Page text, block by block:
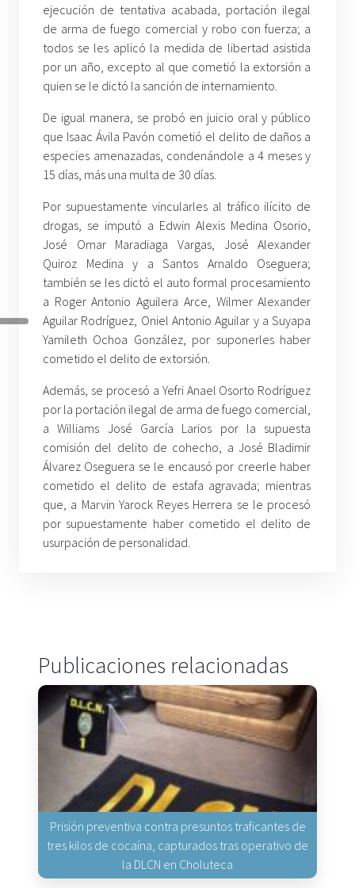
ejecución de tentativa acabada, portación ilegal
de arma de fuego comercial y robo con fuerza; a
todos se les aplicó la medida de libertad asistida
por un año, excepto al que cometió la extorsión a
quien se le dictó la sanción de internamiento.
De igual manera, se probó en juicio oral y público
que Isaac Ávila Pavón cometió el delito de daños a
especies amenazadas, condenándole a 4 meses y
15 días, más una multa de 30 días.
Por supuestamente vincularles al tráfico ilícito de
drogas, se imputó a Edwin Alexis Medina Osorio,
José Omar Maradiaga Vargas, José Alexander
Quiroz Medina y a Santos Arnaldo Oseguera;
también se les dictó el auto formal procesamiento
a Roger Antonio Aguilera Arce, Wilmer Alexander
Aguilar Rodríguez, Oniel Antonio Aguilar y a Suyapa
Yamileth Ochoa González, por suponerles haber
cometido el delito de extorsión.
Además, se procesó a Yefri Anael Osorto Rodríguez
por la portación ilegal de arma de fuego comercial,
a Williams José García Larios por la supuesta
comisión del delito de cohecho, a José Bladimir
Álvarez Oseguera se le encausó por creerle haber
cometido el delito de estafa agravada; mientras
que, a Marvin Yarock Reyes Herrera se le procesó
por supuestamente haber cometido el delito de
usurpación de personalidad.
Publicaciones relacionadas
Prisión preventiva contra presuntos traficantes de
tres kilos de cocaína, capturados tras operativo de
la DLCN en Choluteca